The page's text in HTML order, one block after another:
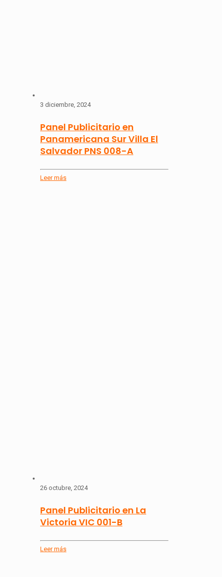
3 diciembre, 2024
Panel Publicitario en
Panamericana Sur Villa El
Salvador PNS 008-A
Leer más
26 octubre, 2024
Panel Publicitario en La
Victoria VIC 001-B
Leer más